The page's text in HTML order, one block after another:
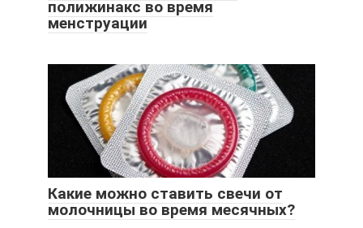
полижинакс во время
менструации
Какие можно ставить свечи от
молочницы во время месячных?